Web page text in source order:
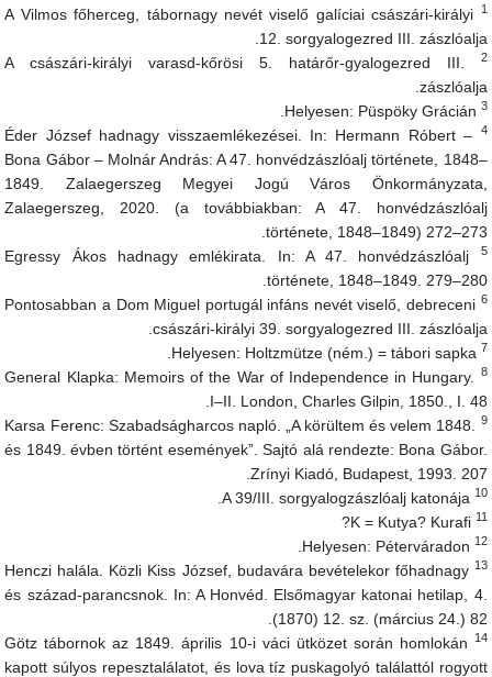
A Vilmos főherceg, tábornagy nevét viselő galíciai császári-királyi
12. sorgyalogezred III.
A császári-királyi varasd-kőrösi 5. határőr-gyalogezred III.
Helyesen: Püspöky Grácián.
Éder József hadnagy visszaemlékezései. In: Hermann Róbert –
Bona Gábor – Molnár András: A 47. honvédzászlóalj története,
1849. Zalaegerszeg Megyei Jogú Város
Zalaegerszeg, 2020. (a továbbiakban: A 47.
története, 1848–1849)
Egressy Ákos hadnagy emlékirata. In: A 47. honvédzászlóalj
története, 1848–1849.
Pontosabban a Dom Miguel portugál infáns nevét viselő, debreceni
császári-királyi 39. sorgyalogezred III.
Helyesen: Holtzmütze (ném.) = tábori sapka.
General Klapka: Memoirs of the War of Independence in Hungary.
I–II. London, Charles Gilpin, 1850., I.
Karsa Ferenc: Szabadságharcos napló. „A körültem és velem 1848.
és 1849. évben történt események”. Sajtó alá rendezte: Bona
Zrínyi Kiadó, Budapest, 1993.
A 39/III. sorgyalogzászlóalj katonája.
K = Kutya? Kurafi?
Helyesen: Péterváradon.
Henczi halála. Közli Kiss József, budavára bevételekor főhadnagy
és század-parancsnok. In: A Honvéd. Elsőmagyar katonai hetilap,
(1870) 12. sz. (március 24.)
Götz tábornok az 1849. április 10-i váci ütközet során homlokán
kapott súlyos repesztalálatot, és lova tíz puskagolyó találattól